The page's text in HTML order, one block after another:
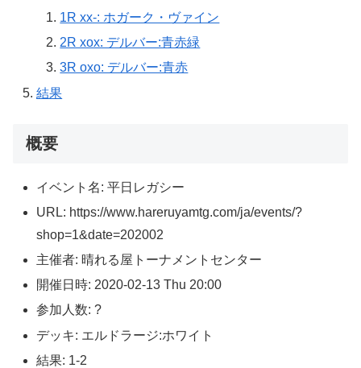
1R xx-: ホガーク・ヴァイン
2R xox: デルバー:青赤緑
3R oxo: デルバー:青赤
結果
概要
イベント名: 平日レガシー
URL: https://www.hareruyamtg.com/ja/events/?
shop=1&date=202002
主催者: 晴れる屋トーナメントセンター
開催日時: 2020-02-13 Thu 20:00
参加人数: ?
デッキ: エルドラージ:ホワイト
結果: 1-2